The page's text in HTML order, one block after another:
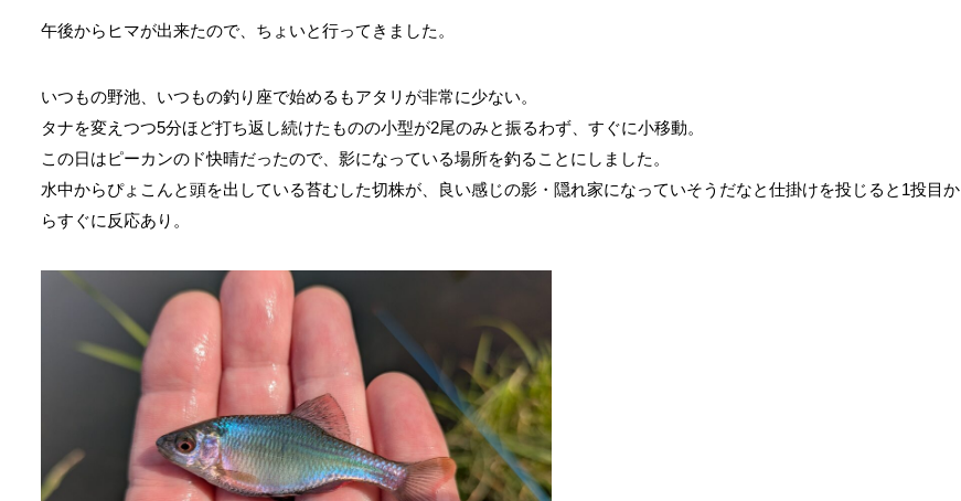
午後からヒマが出来たので、ちょいと行ってきました。
いつもの野池、いつもの釣り座で始めるもアタリが非常に少ない。
タナを変えつつ5分ほど打ち返し続けたものの小型が2尾のみと振るわず、すぐに小移動。
この日はピーカンのド快晴だったので、影になっている場所を釣ることにしました。
水中からぴょこんと頭を出している苔むした切株が、良い感じの影・隠れ家になっていそうだなと仕掛けを投じると1投目か
らすぐに反応あり。